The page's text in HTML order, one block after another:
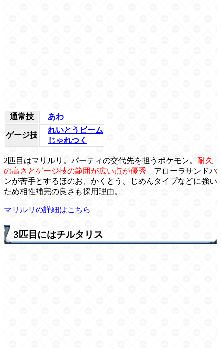
通常技 あわ
ゲージ技
れいとうビーム
じゃれつく
2匹目はマリルリ。パーティの交代先を担うポケモン。 耐久
の高さとゲージ技の範囲が広い点が優秀。アローラサンドパ
ンが苦手とするほのお、かくとう、じめんタイプなどに強い
ため相性補完の良さも採用理由。
マリルリの詳細はこちら
3匹目にはチルタリス